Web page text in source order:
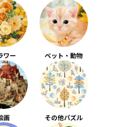
ワー ペット・動物
画 その他パズル